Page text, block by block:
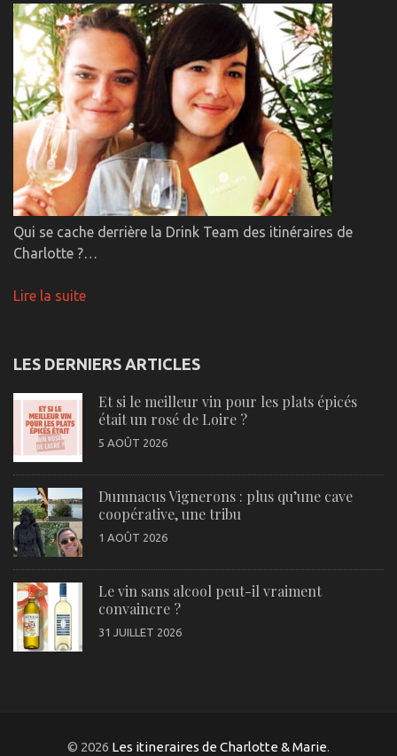
Qui se cache derrière la Drink Team des itinéraires de
Charlotte ?…
Lire la suite
LES DERNIERS ARTICLES
Et si le meilleur vin pour les plats épicés
était un rosé de Loire ?
5 AOÛT 2026
Dumnacus Vignerons : plus qu’une cave
coopérative, une tribu
1 AOÛT 2026
Le vin sans alcool peut-il vraiment
convaincre ?
31 JUILLET 2026
© 2026 Les itineraires de Charlotte & Marie.